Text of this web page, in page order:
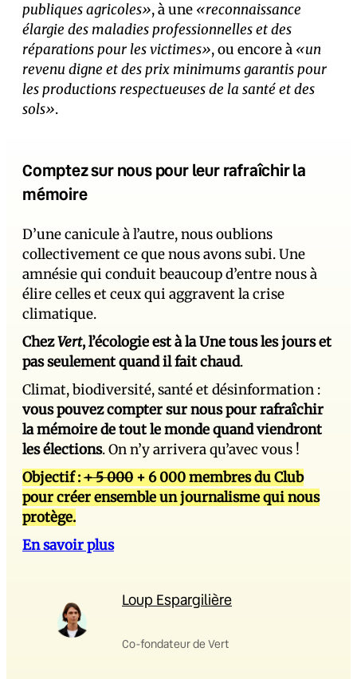
publiques agricoles», à une «reconnaissance
élargie des maladies professionnelles et des
réparations pour les victimes», ou encore à «un
revenu digne et des prix minimums garantis pour
les productions respectueuses de la santé et des
sols».
Comptez sur nous pour leur rafraîchir la
mémoire
D’une canicule à l’autre, nous oublions
collectivement ce que nous avons subi. Une
amnésie qui conduit beaucoup d’entre nous à
élire celles et ceux qui aggravent la crise
climatique.
ChezVert, l’écologie est à la Une tous les jours et
pas seulement quand il fait chaud.
Climat, biodiversité, santé et désinformation :
vous pouvez compter sur nous pour rafraîchir
la mémoire de tout le monde quand viendront
les élections. On n’y arrivera qu’avec vous !
Objectif :+ 5 000 + 6 000 membres du Club
pour créer ensemble un journalisme qui nous
protège.
En savoir plus
Loup Espargilière
Co-fondateur de Vert